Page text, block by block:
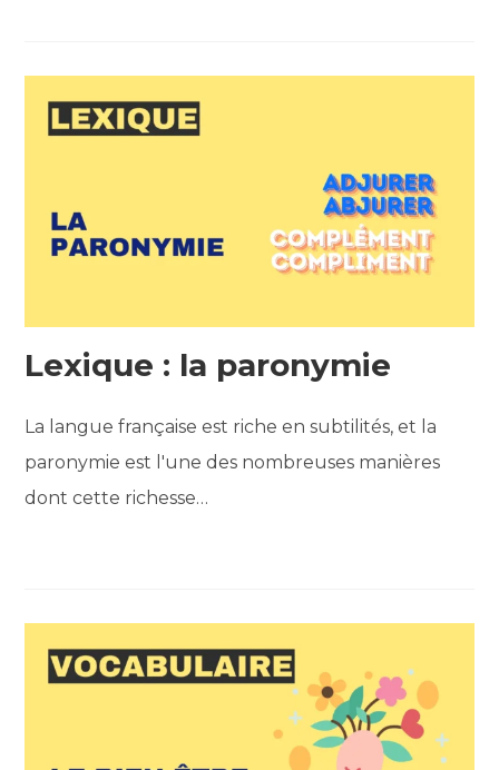
Lexique : la paronymie
La langue française est riche en subtilités, et la
paronymie est l'une des nombreuses manières
dont cette richesse…